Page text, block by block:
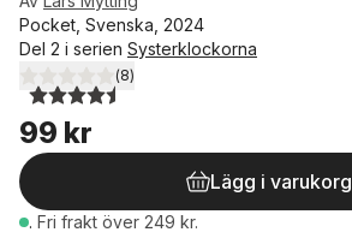
Pocket, Svenska, 2024
Del 2 i serien Systerklockorna
4,5utav 5 stjärnor. Totalt antal röster:
(8)
99 kr
Lägg i varukorg
. Fri frakt över 249 kr.